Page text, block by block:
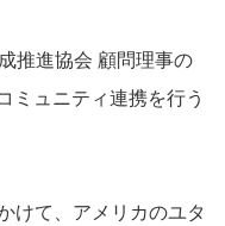
推進協会 顧問理事の
ミュニティ連携を行う
けて、アメリカのユタ